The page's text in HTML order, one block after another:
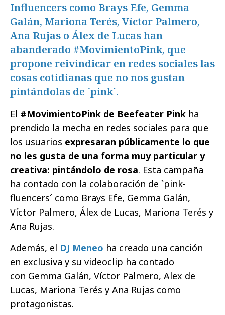
Influencers como Brays Efe, Gemma
Galán, Mariona Terés, Víctor Palmero,
Ana Rujas o Álex de Lucas han
abanderado #MovimientoPink, que
propone reivindicar en redes sociales las
cosas cotidianas que no nos gustan
pintándolas de `pink´.
El #MovimientoPink de Beefeater Pink ha
prendido la mecha en redes sociales para que
los usuarios expresaran públicamente lo que
no les gusta de una forma muy particular y
creativa: pintándolo de rosa. Esta campaña
ha contado con la colaboración de `pink-
fluencers´ como Brays Efe, Gemma Galán,
Víctor Palmero, Álex de Lucas, Mariona Terés y
Ana Rujas.
Además, el DJ Meneo ha creado una canción
en exclusiva y su videoclip ha contado
con Gemma Galán, Víctor Palmero, Alex de
Lucas, Mariona Terés y Ana Rujas como
protagonistas.